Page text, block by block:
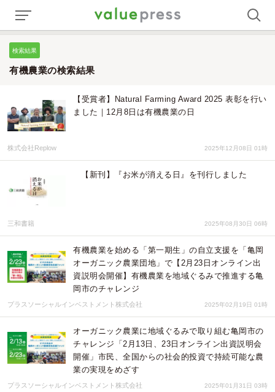
検索結果
有機農業の検索結果
【受賞者】Natural Farming Award 2025 表彰を行い
ました｜12月8日は有機農業の日
株式会社Replow 2025年12月08日 01時
【新刊】『お米が消える日』を刊行しました
三和書籍 2025年08月30日 06時
有機農業を始める「第一期生」の自立支援を「亀岡
オーガニック農業団地」で【2月23日オンライン出
資説明会開催】有機農業を地域ぐるみで推進する亀
岡市のチャレンジ
プラスソーシャルインベストメント株式会社 2025年02月19日 01時
オーガニック農業に地域ぐるみで取り組む亀岡市の
チャレンジ「2月13日、23日オンライン出資説明会
開催」市民、全国からの社会的投資で持続可能な農
業の実現をめざす
プラスソーシャルインベストメント株式会社 2025年01月31日 03時